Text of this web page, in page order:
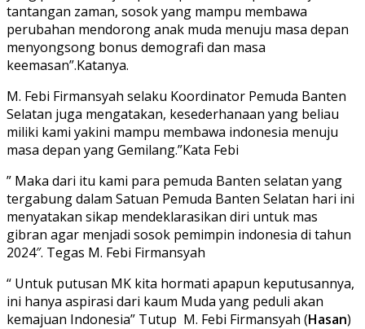
tantangan zaman, sosok yang mampu membawa
perubahan mendorong anak muda menuju masa depan
menyongsong bonus demografi dan masa
keemasan”.Katanya.
M. Febi Firmansyah selaku Koordinator Pemuda Banten
Selatan juga mengatakan, kesederhanaan yang beliau
miliki kami yakini mampu membawa indonesia menuju
masa depan yang Gemilang.”Kata Febi
” Maka dari itu kami para pemuda Banten selatan yang
tergabung dalam Satuan Pemuda Banten Selatan hari ini
menyatakan sikap mendeklarasikan diri untuk mas
gibran agar menjadi sosok pemimpin indonesia di tahun
2024″. Tegas M. Febi Firmansyah
“ Untuk putusan MK kita hormati apapun keputusannya,
ini hanya aspirasi dari kaum Muda yang peduli akan
kemajuan Indonesia” Tutup M. Febi Firmansyah (Hasan)